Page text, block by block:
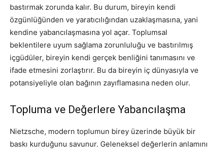
bastırmak zorunda kalır. Bu durum, bireyin kendi
özgünlüğünden ve yaratıcılığından uzaklaşmasına, yani
kendine yabancılaşmasına yol açar. Toplumsal
beklentilere uyum sağlama zorunluluğu ve bastırılmış
içgüdüler, bireyin kendi gerçek benliğini tanımasını ve
ifade etmesini zorlaştırır. Bu da bireyin iç dünyasıyla ve
potansiyeliyle olan bağının zayıflamasına neden olur.
Topluma ve Değerlere Yabancılaşma
Nietzsche, modern toplumun birey üzerinde büyük bir
baskı kurduğunu savunur. Geleneksel değerlerin anlamını